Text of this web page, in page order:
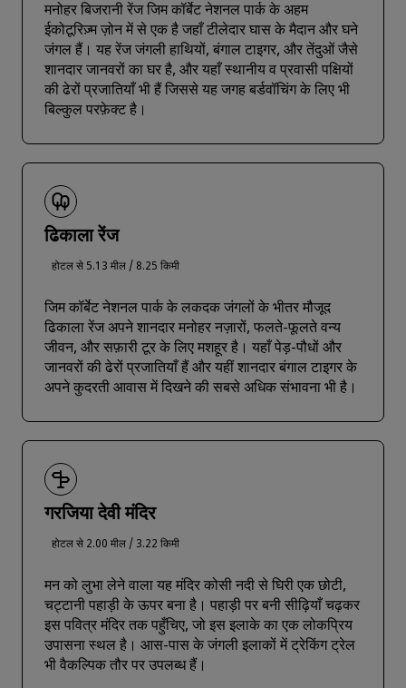
मनोहर बिजरानी रेंज जिम कॉर्बेट नेशनल पार्क के अहम
ईकोटूरिज़्म ज़ोन में से एक है जहाँ टीलेदार घास के मैदान और घने
जंगल हैं। यह रेंज जंगली हाथियों, बंगाल टाइगर, और तेंदुओं जैसे
शानदार जानवरों का घर है, और यहाँ स्थानीय व प्रवासी पक्षियों
की ढेरों प्रजातियाँ भी हैं जिससे यह जगह बर्डवॉचिंग के लिए भी
बिल्कुल परफ़ेक्ट है।
ढिकाला रेंज
होटल से 5.13 मील / 8.25 किमी
जिम कॉर्बेट नेशनल पार्क के लकदक जंगलों के भीतर मौजूद
ढिकाला रेंज अपने शानदार मनोहर नज़ारों, फलते-फूलते वन्य
जीवन, और सफ़ारी टूर के लिए मशहूर है। यहाँ पेड़-पौधों और
जानवरों की ढेरों प्रजातियाँ हैं और यहीं शानदार बंगाल टाइगर के
अपने कुदरती आवास में दिखने की सबसे अधिक संभावना भी है।
गरजिया देवी मंदिर
होटल से 2.00 मील / 3.22 किमी
मन को लुभा लेने वाला यह मंदिर कोसी नदी से घिरी एक छोटी,
चट्टानी पहाड़ी के ऊपर बना है। पहाड़ी पर बनी सीढ़ियाँ चढ़कर
इस पवित्र मंदिर तक पहुँचिए, जो इस इलाके का एक लोकप्रिय
उपासना स्थल है। आस-पास के जंगली इलाकों में ट्रेकिंग ट्रेल
भी वैकल्पिक तौर पर उपलब्ध हैं।